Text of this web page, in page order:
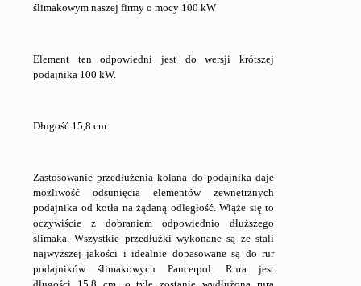
ślimakowym naszej firmy o mocy 100 kW
Element ten odpowiedni jest do wersji krótszej
podajnika 100 kW.
Długość 15,8 cm.
Zastosowanie przedłużenia kolana do podajnika daje
możliwość odsunięcia elementów zewnętrznych
podajnika od kotła na żądaną odległość. Wiąże się to
oczywiście z dobraniem odpowiednio dłuższego
ślimaka. Wszystkie przedłużki wykonane są ze stali
najwyższej jakości i idealnie dopasowane są do rur
podajników ślimakowych Pancerpol. Rura jest